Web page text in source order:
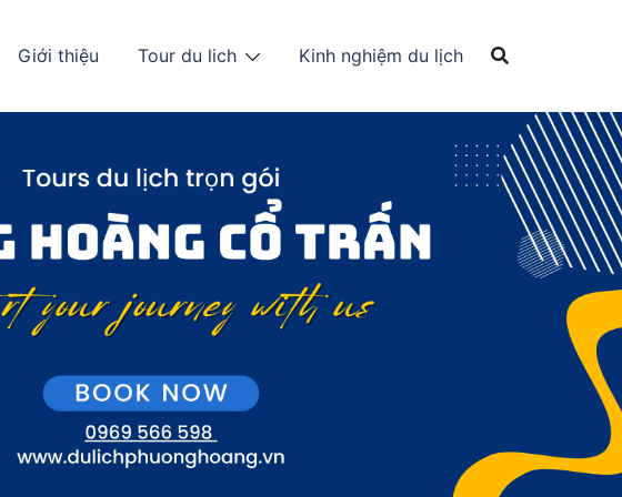
Giới thiệu Tour du lich Kinh nghiệm du lịch